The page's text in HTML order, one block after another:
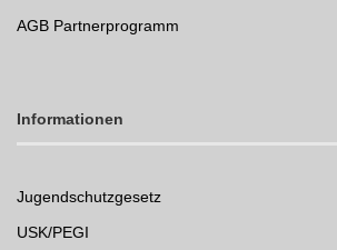
AGB Partnerprogramm
Informationen
Jugendschutzgesetz
USK/PEGI